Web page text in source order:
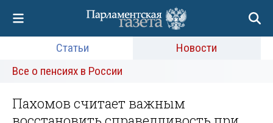
Статьи
Новости
Все о пенсиях в России
Пахомов считает важным